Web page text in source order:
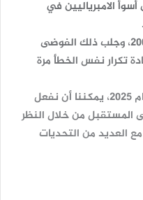
الامبرياليين في
وقال “لقد غزونا العراق في عام 2003، وجلب ذلك الفوضى
تكرار نفس الخطأ مرة
وأختتم تقريره بالقول “مع حلول عام 2025، يمكننا أن نفعل
المستقبل من خلال النظر
العديد من التحديات